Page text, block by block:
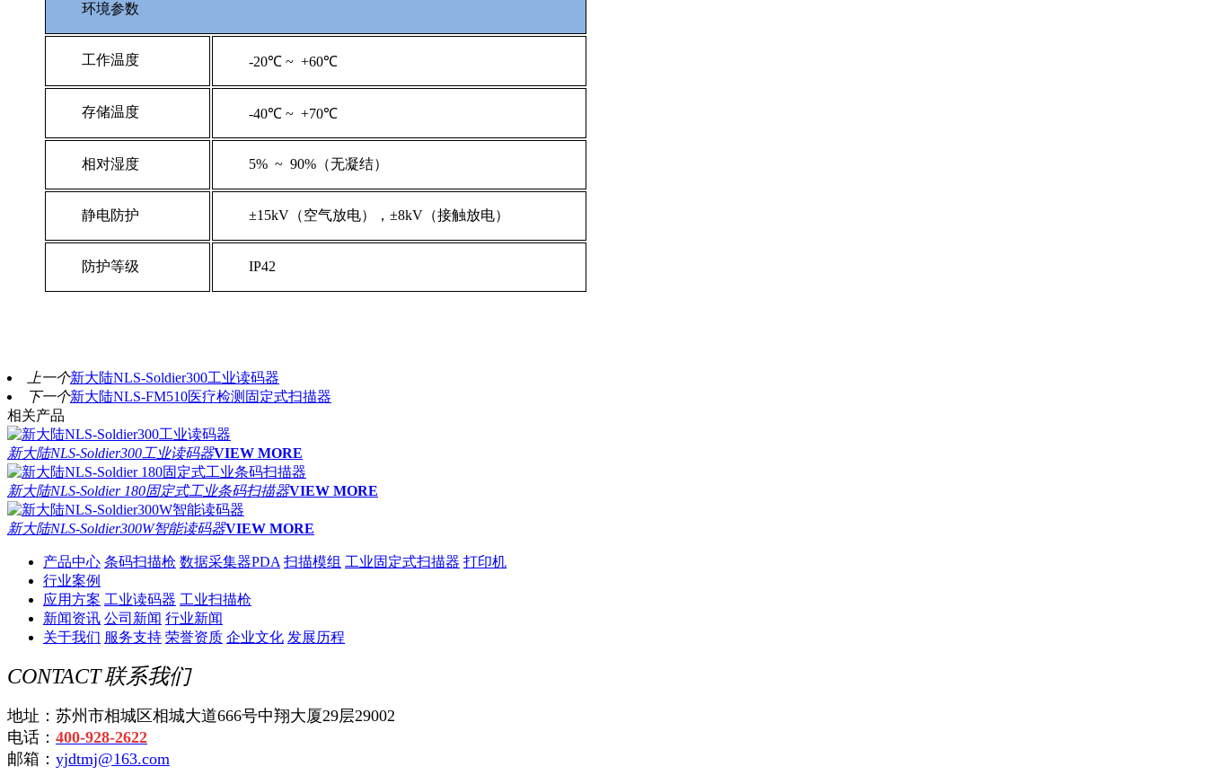
环境参数
工作温度 -20℃ ~ +60℃
存储温度 -40℃ ~ +70℃
相对湿度 5% ~ 90%（无凝结）
静电防护 ±15kV（空气放电），±8kV（接触放电）
防护等级 IP42
上一个新大陆NLS-Soldier300工业读码器
下一个新大陆NLS-FM510医疗检测固定式扫描器
相关产品
新大陆NLS-Soldier300工业读码器VIEW MORE
新大陆NLS-Soldier 180固定式工业条码扫描器VIEW MORE
新大陆NLS-Soldier300W智能读码器VIEW MORE
产品中心 条码扫描枪 数据采集器PDA 扫描模组 工业固定式扫描器 打印机
行业案例
应用方案 工业读码器 工业扫描枪
新闻资讯 公司新闻 行业新闻
关于我们 服务支持 荣誉资质 企业文化 发展历程
CONTACT联系我们
地址：苏州市相城区相城大道666号中翔大厦29层29002
电话： 400-928-2622
邮箱： yjdtmj@163.com